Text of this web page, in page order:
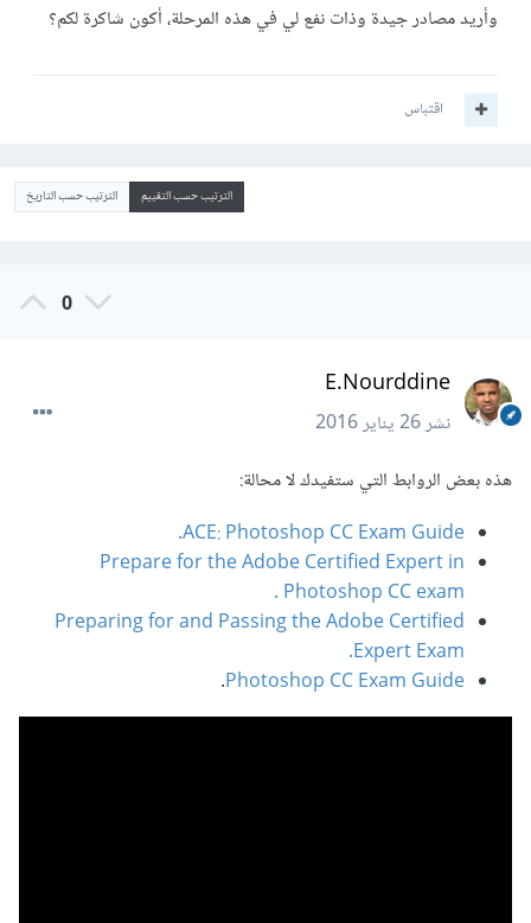
وأريد مصادر جيدة وذات نفع لي في هذه المرحلة، أكون شاكرة لكم؟
اقتباس
الترتيب حسب التقييم الترتيب حسب التاريخ
0
E.Nourddine
نشر26 يناير 2016
هذه بعض الروابط التي ستفيدك لا محالة:
ACE: Photoshop CC Exam Guide.
Prepare for the Adobe Certified Expert in
Photoshop CC exam .
Preparing for and Passing the Adobe Certified
Expert Exam.
Photoshop CC Exam Guide
.